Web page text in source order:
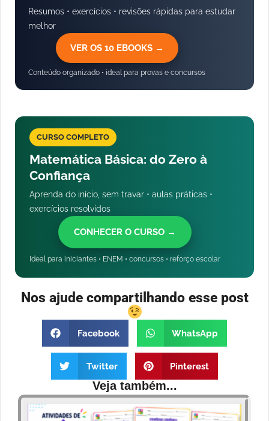
Resumos • exercícios • revisões rápidas para estudar
melhor
VER OS 10 EBOOKS →
Conteúdo organizado • ideal para provas e concursos
CURSO COMPLETO
Matemática Básica: do Zero à
Confiança
Aprenda do início, sem travar • aulas práticas •
exercícios resolvidos
CONHECER O CURSO →
Ideal para iniciantes • ENEM • concursos • reforço escolar
Nos ajude compartilhando esse post
Facebook WhatsApp
Twitter Pinterest
Veja também...